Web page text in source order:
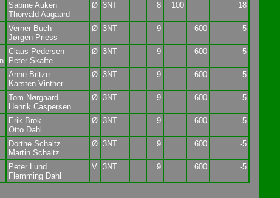
Sabine Auken
Thorvald Aagaard
Ø 3NT 8 100 18
Verner Buch
Jørgen Priess
Ø 3NT 9 600 -5
Claus Pedersen
Peter Skafte
Ø 3NT 9 600 -5
Anne Britze
Karsten Vinther
Ø 3NT 9 600 -5
Tom Nørgaard
Henrik Caspersen
Ø 3NT 9 600 -5
Erik Brok
Otto Dahl
Ø 3NT 9 600 -5
Dorthe Schaltz
Martin Schaltz
Ø 3NT 9 600 -5
Peter Lund
Flemming Dahl
V 3NT 9 600 -5